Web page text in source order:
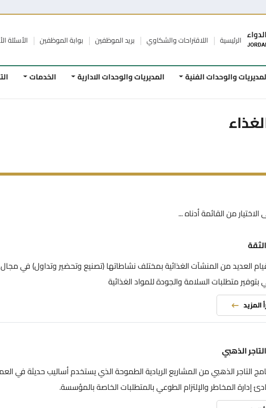
اللاقتراحات والشكاوي بريد الموظفين بوابة الموظفين الأسئلة الأكثر تكرار
الفنية المديريات والوحدات الادارية الخدمات التشريعات
القائمة أدناه ...
من المنشآت الغذائية بمختلف نشاطاتها (تصنيع وتحضير وتداول) في مجال الاطعام
السلامة والجودة للمواد الغذائية
الذهبي من المشاريع الريادية الطموحة الذي يستخدم أساليب حديثة في العمل ويعتمد
والإلتزام الطوعي بالمتطلبات الخاصة بالمؤسسة.